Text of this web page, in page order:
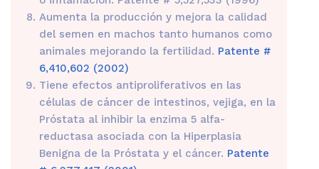
Aumenta la producción y mejora la calidad
del semen en machos tanto humanos como
animales mejorando la fertilidad. Patente #
6,410,602 (2002)
Tiene efectos antiproliferativos en las
células de cáncer de intestinos, vejiga, en la
Próstata al inhibir la enzima 5 alfa-
reductasa asociada con la Hiperplasia
Benigna de la Próstata y el cáncer. Patente